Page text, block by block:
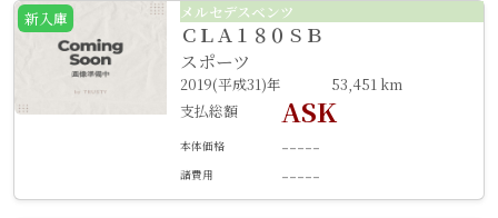
新入庫 メルセデスベンツ
ＣＬＡ１８０ＳＢ
スポーツ
2019(平成31)年
53,451 km
支払総額
ASK
本体価格 -----
諸費用 -----